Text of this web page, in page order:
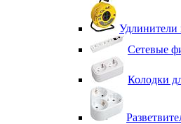
Удлинители
Сетевые
Колодки